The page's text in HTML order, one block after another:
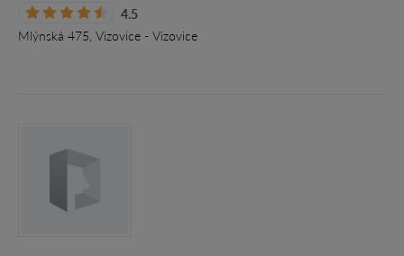
4.5
Mlýnská 475, Vizovice - Vizovice